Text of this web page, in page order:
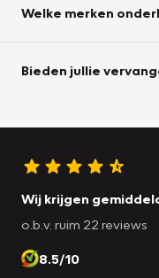
Welke merken
Bieden jullie
Wij krijgen
o.b.v. ruim 22 reviews
8.5/10